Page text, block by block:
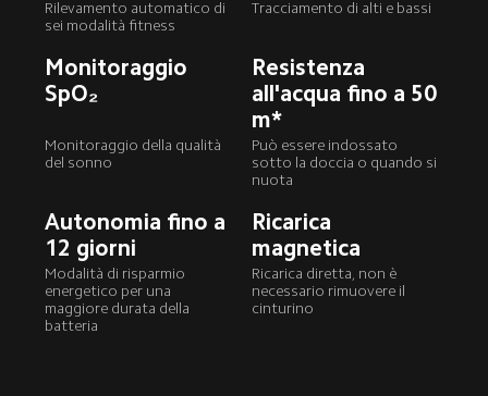
Rilevamento automatico di
sei modalità fitness
Tracciamento di alti e bassi
Monitoraggio
SpO₂
Resistenza
all'acqua fino a 50
m*
Monitoraggio della qualità
del sonno
Può essere indossato
sotto la doccia o quando si
nuota
Autonomia fino a
12 giorni
Ricarica
magnetica
Modalità di risparmio
energetico per una
maggiore durata della
batteria
Ricarica diretta, non è
necessario rimuovere il
cinturino